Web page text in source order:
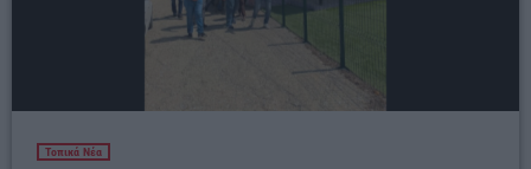
Τοπικά Νέα